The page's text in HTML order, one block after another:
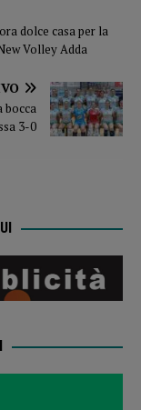
dolce casa per la
Volley Adda
bocca
3-0